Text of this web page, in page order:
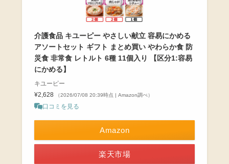
介護食品 キユーピー やさしい献立 容易にかめる
アソートセット ギフト まとめ買い やわらか食 防
災食 非常食 レトルト 6種 11個入り 【区分1:容易
にかめる】
キユーピー
¥2,628
（2026/07/08 20:39時点 | Amazon調べ）
口コミを見る
Amazon
楽天市場